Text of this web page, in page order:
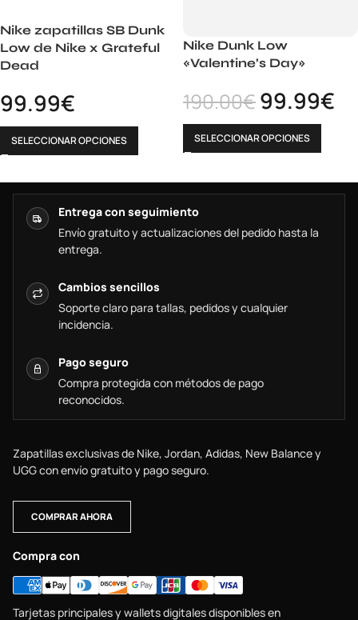
Nike zapatillas SB Dunk
Low de Nike x Grateful
Dead
99.99€
SELECCIONAR OPCIONES
Nike Dunk Low
«Valentine’s Day»
190.00€99.99€
SELECCIONAR OPCIONES
Entrega con seguimiento
Envío gratuito y actualizaciones del pedido hasta la
entrega.
Cambios sencillos
Soporte claro para tallas, pedidos y cualquier
incidencia.
Pago seguro
Compra protegida con métodos de pago
reconocidos.
Zapatillas exclusivas de Nike, Jordan, Adidas, New Balance y
UGG con envío gratuito y pago seguro.
COMPRAR AHORA
Compra con
Tarjetas principales y wallets digitales disponibles en